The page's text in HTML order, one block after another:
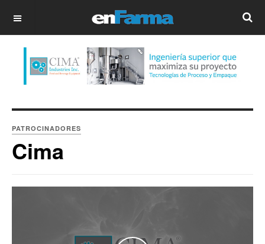
OFF CANVAS
PATROCINADORES
Cima